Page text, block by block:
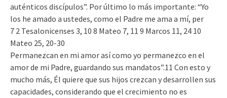
auténticos discípulos”. Por último lo más importante: “Yo
los he amado a ustedes, como el Padre me ama a mí, per
7 2 Tesalonicenses 3, 10 8 Mateo 7, 11 9 Marcos 11, 24 10
Mateo 25, 20-30
Permanezcan en mi amor así como yo permanezco en el
amor de mi Padre, guardando sus mandatos”.11 Con esto y
mucho más, Él quiere que sus hijos crezcan y desarrollen sus
capacidades, considerando que el crecimiento no es